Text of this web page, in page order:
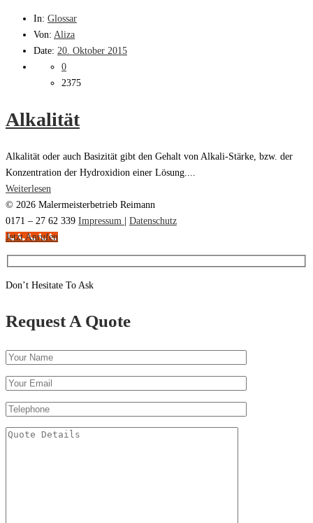
In: Glossar
Von: Aliza
Date: 20. Oktober 2015
0
2375
Alkalität
Alkalität oder auch Basizität gibt den Gehalt von Alkali-Stärke, bzw. der
Konzentration der Hydroxidion einer Lösung....
Weiterlesen
© 2026 Malermeisterbetrieb Reimann
0171 – 27 62 339 Impressum
Datenschutz
Jetzt Anrufen
Don’t Hesitate To Ask
Request A Quote